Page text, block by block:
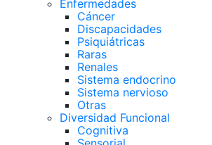
Enfermedades
Cáncer
Discapacidades
Psiquiátricas
Raras
Renales
Sistema endocrino
Sistema nervioso
Otras
Diversidad Funcional
Cognitiva